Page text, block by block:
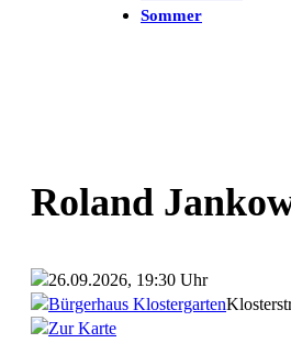
Sommer
Roland
26.09.2026, 19:30 Uhr
Bürgerhaus Klostergarten
Zur Karte